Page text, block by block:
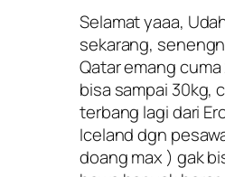
Selamat yaaa,
sekarang,
Qatar emang
bisa sampai 30kg,
terbang lagi dari
Iceland dgn
doang max ) gak